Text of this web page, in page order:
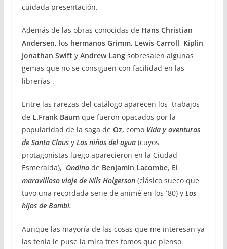
cuidada presentación.
Además de las obras conocidas de Hans Christian
Andersen, los hermanos Grimm, Lewis Carroll, Kiplin,
Jonathan Swift yAndrew Langsobresalen algunas
gemas que no se consiguen con facilidad en las
librerías .
Entre las rarezas del catálogo aparecen los trabajos
de L.Frank Baumque fueron opacados por la
popularidad de la saga de Oz, como Vida y aventuras
de Santa Clausy Los niños del agua(cuyos
protagonistas luego aparecieron en la Ciudad
Esmeralda), Ondina de Benjamin Lacombe, El
maravilloso viaje de Nils Holgerson(clásico sueco que
tuvo una recordada serie de animé en los ´80) y Los
hijos de Bambi.
Aunque las mayoría de las cosas que me interesan ya
las tenía le puse la mira tres tomos que pienso